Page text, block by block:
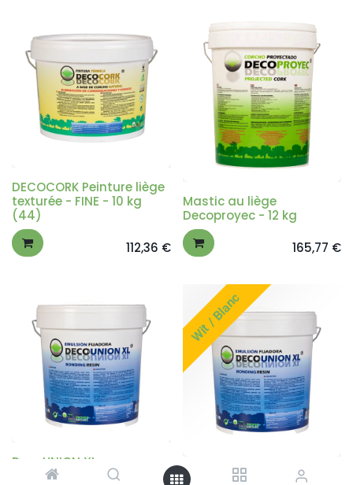
DECOCORK Peinture liège
texturée - FINE - 10 kg
(44)
112,36 €
Mastic au liège
Decoproyec - 12 kg
165,77 €
DecoUNION XL -
Transparent - apprêt
Wit / Blanc
DecoUNION XL - Blanc -